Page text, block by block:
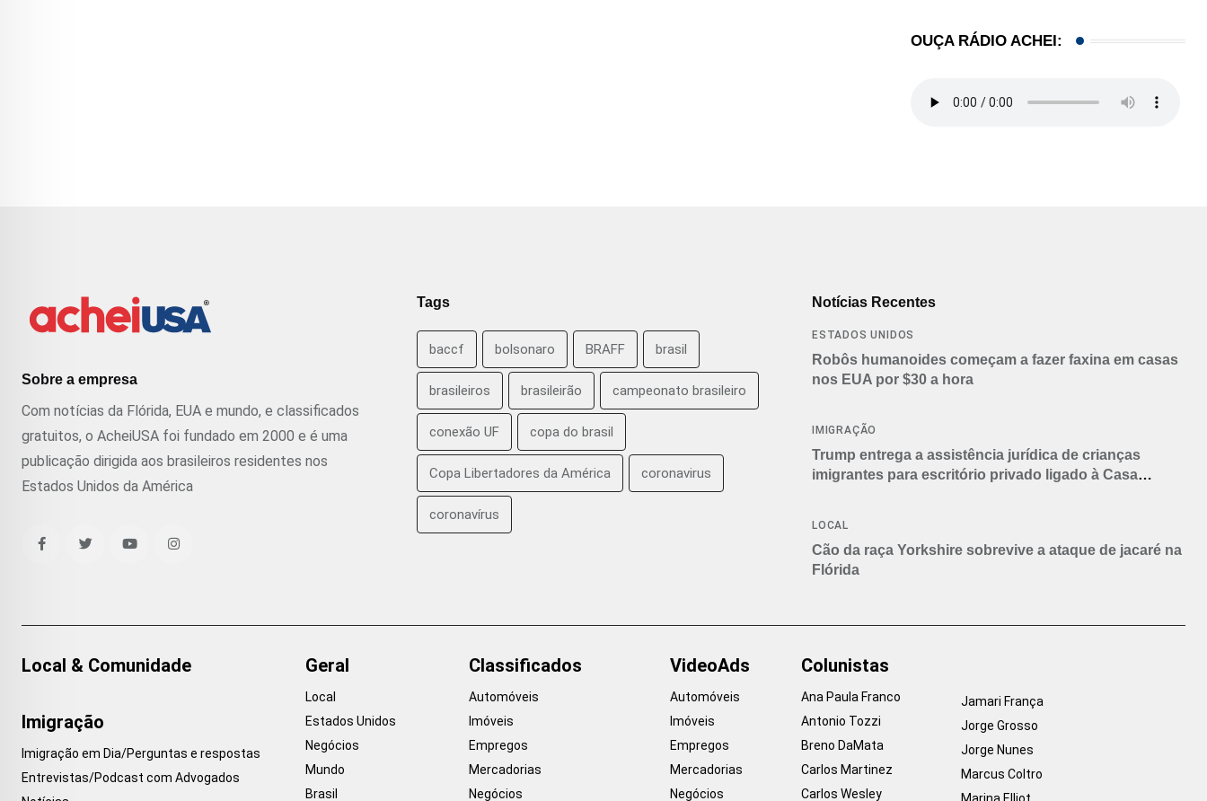
OUÇA RÁDIO ACHEI:
Sobre a empresa
Com notícias da Flórida, EUA e mundo, e classificados
gratuitos, o AcheiUSA foi fundado em 2000 e é uma
publicação dirigida aos brasileiros residentes nos
Estados Unidos da América
Tags
baccf bolsonaro BRAFF brasil
brasileiros brasileirão campeonato brasileiro
conexão UF copa do brasil
Copa Libertadores da América coronavirus
coronavírus
Notícias Recentes
ESTADOS UNIDOS
Robôs humanoides começam a fazer faxina em casas
nos EUA por $30 a hora
IMIGRAÇÃO
Trump entrega a assistência jurídica de crianças
imigrantes para escritório privado ligado à Casa
LOCAL
Cão da raça Yorkshire sobrevive a ataque de jacaré na
Flórida
Local & Comunidade
Imigração
Imigração em Dia/Perguntas e respostas
Entrevistas/Podcast com Advogados
Geral
Local
Estados Unidos
Negócios
Mundo
Brasil
Classificados
Automóveis
Imóveis
Empregos
Mercadorias
Negócios
VideoAds
Automóveis
Imóveis
Empregos
Mercadorias
Negócios
Colunistas
Ana Paula Franco
Antonio Tozzi
Breno DaMata
Carlos Martinez
Carlos Wesley
Jamari França
Jorge Grosso
Jorge Nunes
Marcus Coltro